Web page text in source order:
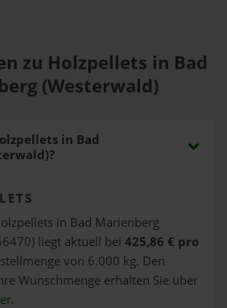
zu Holzpellets in Bad
(Westerwald)
in Bad
in Bad Marienberg
liegt aktuell bei 425,86 € pro
von 6.000 kg. Den
Wunschmenge erhalten Sie über
.